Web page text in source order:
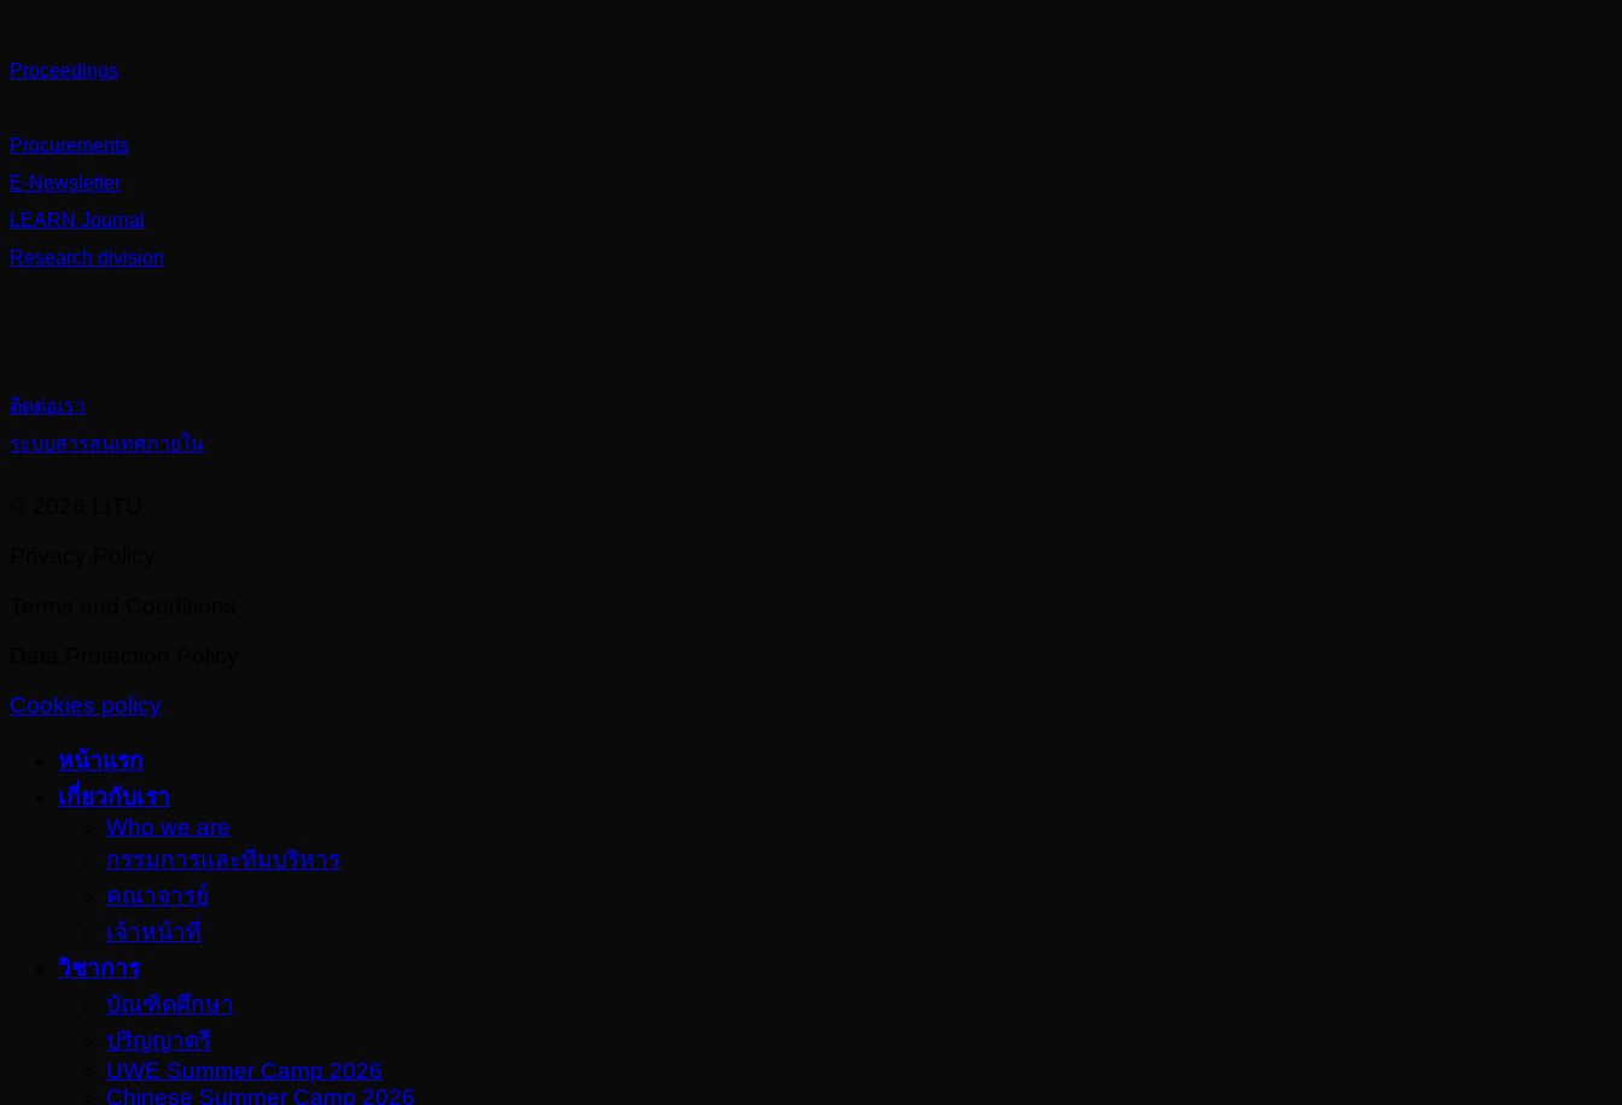
Proceedings
Procurements
E-Newsletter
LEARN Journal
Research division
ติดต่อเรา
ระบบสารสนเทศภายใน
Cookies policy
หน้าแรก
เกี่ยวกับเรา
Who we are
กรรมการและทีมบริหาร
คณาจารย์
เจ้าหน้าที่
วิชาการ
บัณฑิตศึกษา
ปริญญาตรี
UWE Summer Camp 2026
Chinese Summer Camp 2026